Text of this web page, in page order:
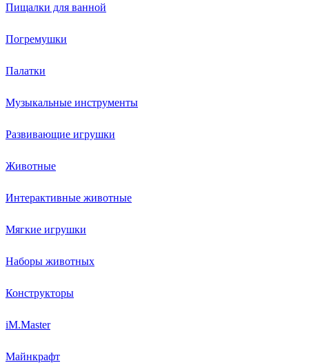
Пищалки для ванной
Погремушки
Палатки
Музыкальные инструменты
Развивающие игрушки
Животные
Интерактивные животные
Мягкие игрушки
Наборы животных
Конструкторы
iM.Master
Майнкрафт